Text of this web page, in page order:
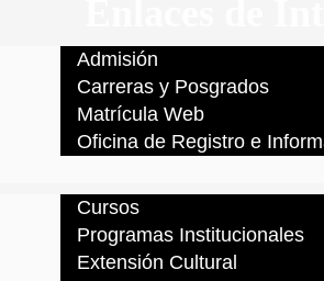
Admisión
Carreras y Posgrados
Matrícula Web
Oficina de Registro e
Cursos
Programas Institucionales
Extensión Cultural